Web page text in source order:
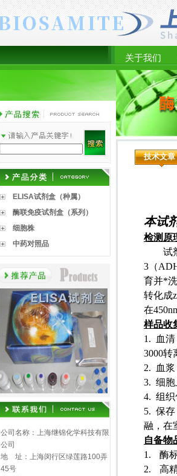
关于我们
ELISA试剂盒（种属）
酶联免疫试剂盒（系列）
细胞株
中药对照品
公司名称：上海继锦化学科技有限
公司
地 址：上海闵行区绿莲路100弄
45号
技术文章
本试
检测原
试
3（
育并*
转化成
在
样品收
1.
血
3000转
2.
血浆
3. 细胞
4. 组织
5. 保
融，在
自备物
1.
酶
2.
高